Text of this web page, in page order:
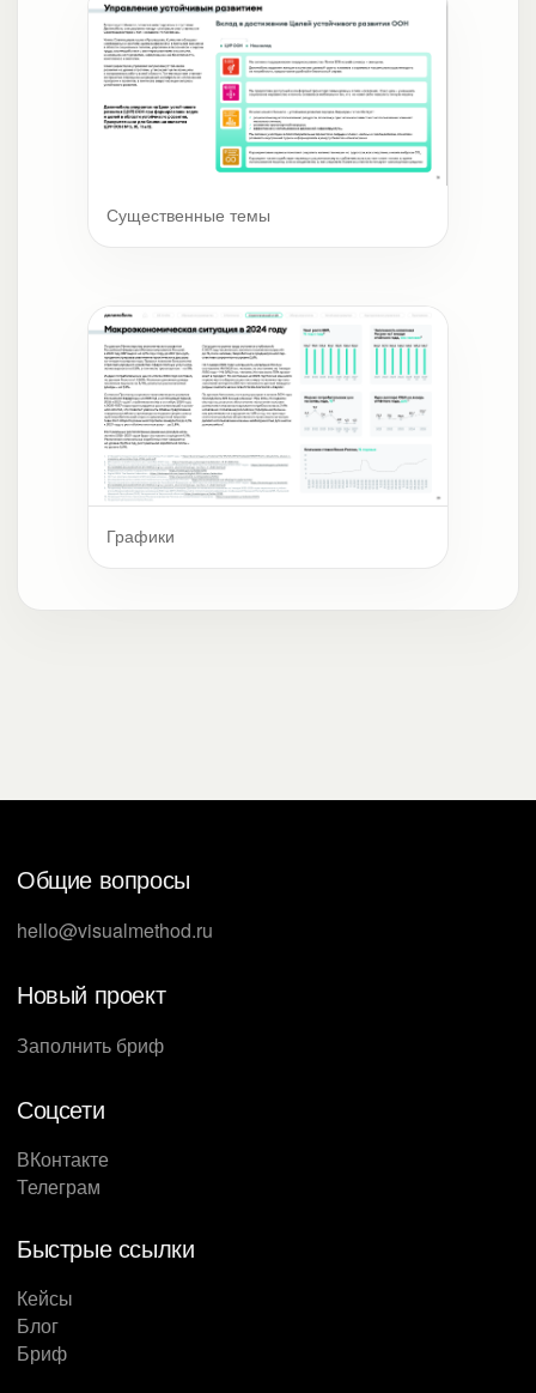
Существенные темы
Графики
Общие вопросы
hello@visualmethod.ru
Новый проект
Заполнить бриф
Соцсети
ВКонтакте
Телеграм
Быстрые ссылки
Кейсы
Блог
Бриф